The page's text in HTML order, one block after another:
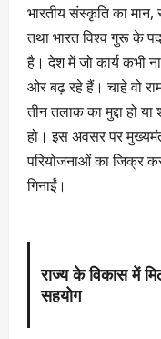
भारतीय संस्कृति का मान,
तथा भारत विश्व गुरू के
है। देश में जो कार्य कभी
ओर बढ़ रहे हैं। चाहे वो राम
तीन तलाक का मुद्दा हो
हो। इस अवसर पर
परियोजनाओं का जिक्र
गिनाईं।
राज्य के विकास में
सहयोग